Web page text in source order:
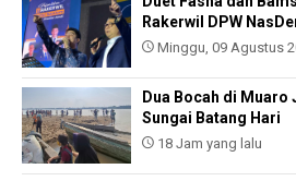
Rakerwil DPW
Minggu, 09 Agustus
Dua Bocah di Muaro
Sungai Batang Hari
18 Jam yang lalu